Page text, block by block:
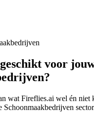
geschikt voor
?
wat Fireflies.ai wel én niet
Schoonmaakbedrijven